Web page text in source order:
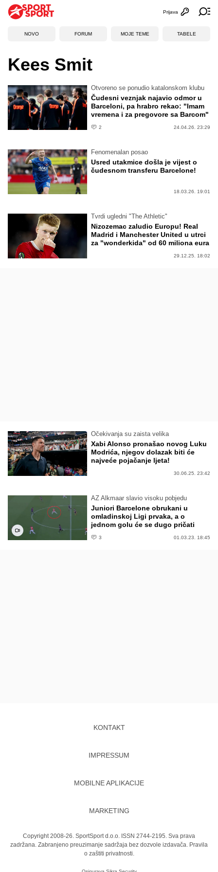
Otvori
Prijava
NOVO FORUM MOJE TEME TABELE
Kees Smit
Otvoreno se ponudio katalonskom klubu
Čudesni veznjak najavio odmor u
Barceloni, pa hrabro rekao: "Imam
vremena i za pregovore sa Barcom"
2 24.04.26. 23:29
Fenomenalan posao
Usred utakmice došla je vijest o
čudesnom transferu Barcelone!
18.03.26. 19:01
Tvrdi ugledni "The Athletic"
Nizozemac zaludio Europu! Real
Madrid i Manchester United u utrci
za "wonderkida" od 60 miliona eura
29.12.25. 18:02
Očekivanja su zaista velika
Xabi Alonso pronašao novog Luku
Modrića, njegov dolazak biti će
najveće pojačanje ljeta!
30.06.25. 23:42
AZ Alkmaar slavio visoku pobjedu
Juniori Barcelone obrukani u
omladinskoj Ligi prvaka, a o
jednom golu će se dugo pričati
3 01.03.23. 18:45
KONTAKT
IMPRESSUM
MOBILNE APLIKACIJE
MARKETING
Copyright 2008-26. SportSport d.o.o. ISSN 2744-2195. Sva prava
zadržana. Zabranjeno preuzimanje sadržaja bez dozvole izdavača. Pravila
o zaštiti privatnosti.